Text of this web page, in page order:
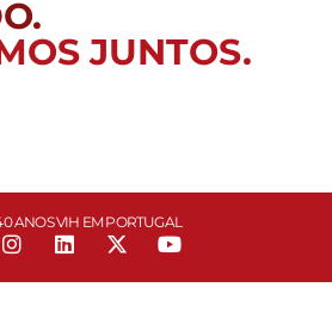
JUNTOS.
ANOS VIH EM PORTUGAL